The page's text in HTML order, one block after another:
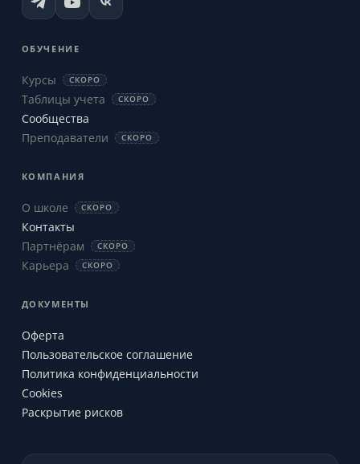
ОБУЧЕНИЕ
Курсы СКОРО
Таблицы учета СКОРО
Сообщества
Преподаватели
СКОРО
КОМПАНИЯ
О школе СКОРО
Контакты
Партнёрам
СКОРО
Карьера СКОРО
ДОКУМЕНТЫ
Оферта
Пользовательское соглашение
Политика конфиденциальности
Cookies
Раскрытие рисков